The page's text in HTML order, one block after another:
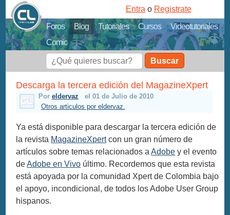
Foros Blog Tutoriales Cursos
Videotutoriales
Comic
Entra o Registrate
Buscar
Descarga la tercera edición del MagazineXpert
Por eldervaz
el 01 de Julio de 2010
Otros articulos por eldervaz.
Ya está disponible para descargar la tercera edición de
la revista MagazineXpertcon un gran número de
artículos sobre temas relacionados aAdobe y el evento
deAdobe en Vivo último. Recordemos que esta revista
está apoyada por la comunidad Xpert de Colombia bajo
el apoyo, incondicional, de todos los Adobe User Group
hispanos.